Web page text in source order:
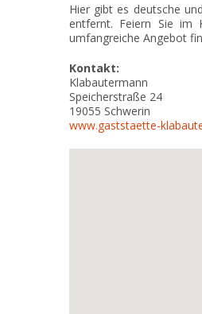
Hier gibt es deutsche
entfernt. Feiern Sie im
umfangreiche Angebot
Kontakt:
Klabautermann
Speicherstraße 24
19055 Schwerin
www.gaststaette-